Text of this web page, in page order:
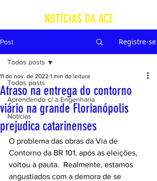
NOTÍCIAS DA ACE
Post Registre-se
Todos posts
Aprendendo c/ a Engenharia
Notícias
Todos posts
Atraso na entrega do contorno
viário na grande Florianópolis
prejudica catarinenses
11 de nov. de 2022 1 min de leitura
O problema das obras da Via de
Contorno da BR 101, após as eleições,
voltou à pauta.  Realmente, estamos
angustiados com a demora de se